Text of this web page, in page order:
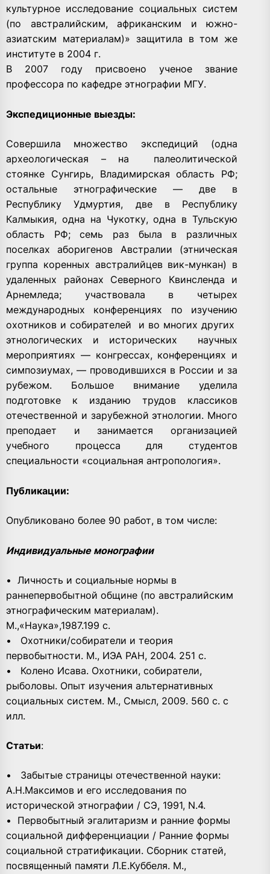
культурное исследование социальных систем
(по австралийским, африканским и южно-
азиатским материалам)» защитила в том же
институте в 2004 г.
В 2007 году присвоено ученое звание
профессора по кафедре этнографии МГУ.
Экспедиционные выезды:
Совершила множество экспедиций (одна
археологическая – на палеолитической
стоянке Сунгирь, Владимирская область РФ;
остальные этнографические — две в
Республику Удмуртия, две в Республику
Калмыкия, одна на Чукотку, одна в Тульскую
область РФ; семь раз была в различных
поселках аборигенов Австралии (этническая
группа коренных австралийцев вик-мункан) в
удаленных районах Северного Квинсленда и
Арнемледа; участвовала в четырех
международных конференциях по изучению
охотников и собирателей и во многих других
этнологических и исторических научных
мероприятиях — конгрессах, конференциях и
симпозиумах, — проводившихся в России и за
рубежом. Большое внимание уделила
подготовке к изданию трудов классиков
отечественной и зарубежной этнологии. Много
преподает и занимается организацией
учебного процесса для студентов
специальности «социальная антропология».
Публикации:
Опубликовано более 90 работ, в том числе:
Индивидуальные монографии
• Личность и социальные нормы в
раннепервобытной общине (по австралийским
этнографическим материалам).
М.,«Наука»,1987.199 с.
• Охотники/собиратели и теория
первобытности. М., ИЭА РАН, 2004. 251 с.
• Колено Исава. Охотники, собиратели,
рыболовы. Опыт изучения альтернативных
социальных систем. М., Смысл, 2009. 560 с. с
илл.
Статьи:
• Забытые страницы отечественной науки:
А.Н.Максимов и его исследования по
исторической этнографии / СЭ, 1991, N.4.
• Первобытный эгалитаризм и ранние формы
социальной дифференциации / Ранние формы
социальной стратификации. Сборник статей,
посвященный памяти Л.Е.Куббеля. М.,